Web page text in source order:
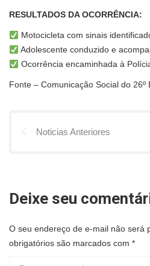
RESULTADOS DA OCORRÊNCIA:
Motocicleta com sinais
Adolescente conduzido e
Ocorrência encaminhada à
Fonte – Comunicação Social do 26º
Noticias Anteriores
Deixe seu
O seu endereço de e-mail não será
obrigatórios são marcados com *